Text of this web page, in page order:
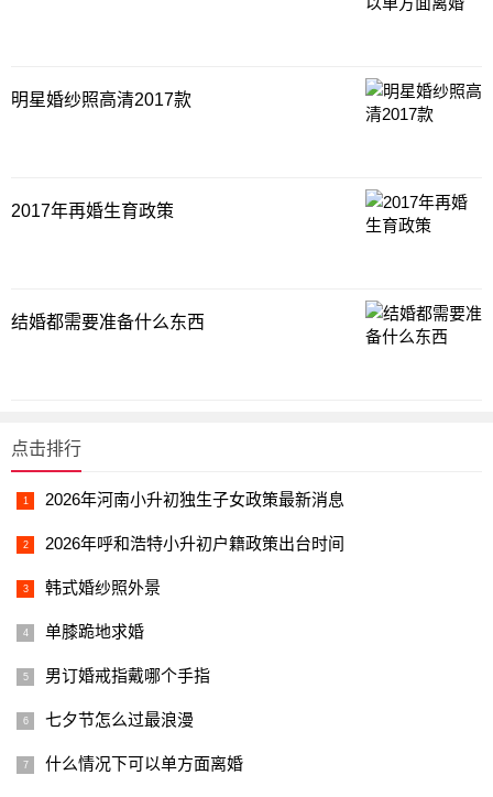
明星婚纱照高清2017款
2017年再婚生育政策
结婚都需要准备什么东西
点击排行
2026年河南小升初独生子女政策最新消息
2026年呼和浩特小升初户籍政策出台时间
韩式婚纱照外景
单膝跪地求婚
男订婚戒指戴哪个手指
七夕节怎么过最浪漫
什么情况下可以单方面离婚